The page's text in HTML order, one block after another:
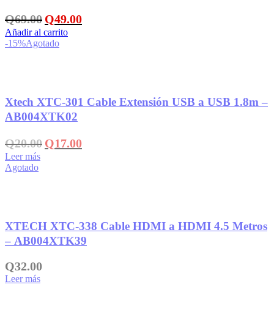
Q69.00 El
precio
original
era:
Q49.00El
precio
Añadir al carrito
-15%Agotado
Xtech XTC-301 Cable Extensión USB a USB 1.8m –
AB004XTK02
Q20.00 El
precio
Q17.00El
precio
Leer más
Agotado
XTECH XTC-338 Cable HDMI a HDMI 4.5 Metros
– AB004XTK39
Q32.00
Leer más